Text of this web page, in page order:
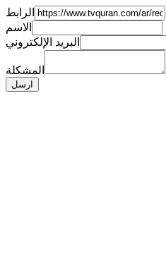
الرابط
الاسم
البريد الإلكتروني
المشكلة
ارسل